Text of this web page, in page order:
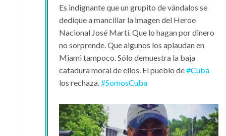
Es indignante que un grupito de vándalos se
dedique a mancillar la imagen del Heroe
Nacional José Martí. Que lo hagan por dinero
no sorprende. Que algunos los aplaudan en
Miami tampoco. Sólo demuestra la baja
catadura moral de ellos. El pueblo de#Cuba
los rechaza. #SomosCuba